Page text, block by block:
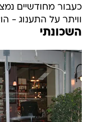
כעבור מחודשיים
וויתר על התענוג -
השכונתי